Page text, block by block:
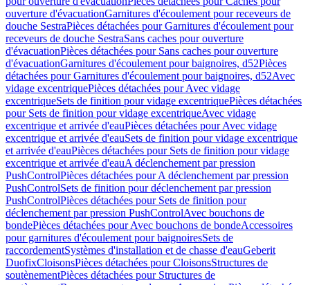
ouverture d'évacuationGarnitures d'écoulement pour receveurs de
douche SestraPièces détachées pour Garnitures d'écoulement pour
receveurs de douche SestraSans caches pour ouverture
d'évacuationPièces détachées pour Sans caches pour ouverture
d'évacuationGarnitures d'écoulement pour baignoires, d52Pièces
détachées pour Garnitures d'écoulement pour baignoires, d52Avec
vidage excentriquePièces détachées pour Avec vidage
excentriqueSets de finition pour vidage excentriquePièces détachées
pour Sets de finition pour vidage excentriqueAvec vidage
excentrique et arrivée d'eauPièces détachées pour Avec vidage
excentrique et arrivée d'eauSets de finition pour vidage excentrique
et arrivée d'eauPièces détachées pour Sets de finition pour vidage
excentrique et arrivée d'eauA déclenchement par pression
PushControlPièces détachées pour A déclenchement par pression
PushControlSets de finition pour déclenchement par pression
PushControlPièces détachées pour Sets de finition pour
déclenchement par pression PushControlAvec bouchons de
bondePièces détachées pour Avec bouchons de bondeAccessoires
pour garnitures d'écoulement pour baignoiresSets de
raccordementSystèmes d'installation et de chasse d'eauGeberit
DuofixCloisonsPièces détachées pour CloisonsStructures de
soutènementPièces détachées pour Structures de